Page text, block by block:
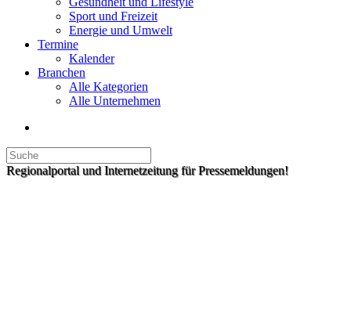
Sport und Freizeit
Energie und Umwelt
Termine
Kalender
Branchen
Alle Kategorien
Alle Unternehmen
Regionalportal und Internetzeitung für Pressemeldungen!